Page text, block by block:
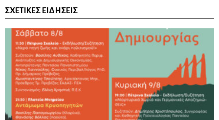
ΣΧΕΤΙΚΈΣ ΕΙΔΉΣΕΙΣ